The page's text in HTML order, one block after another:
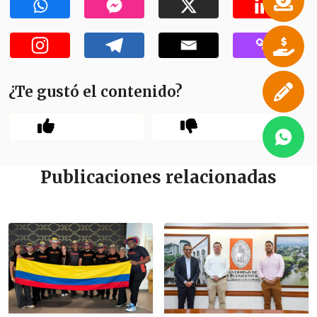
¿Te gustó el contenido?
Publicaciones relacionadas